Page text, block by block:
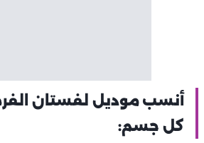
أنسب موديل لفستان
كل جسم: